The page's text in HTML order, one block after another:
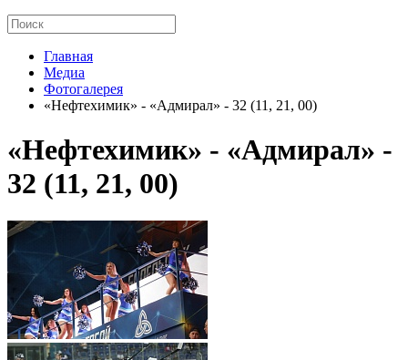
Главная
Медиа
Фотогалерея
«Нефтехимик» - «Адмирал» - 32 (11, 21, 00)
«Нефтехимик» - «Адмирал» -
32 (11, 21, 00)